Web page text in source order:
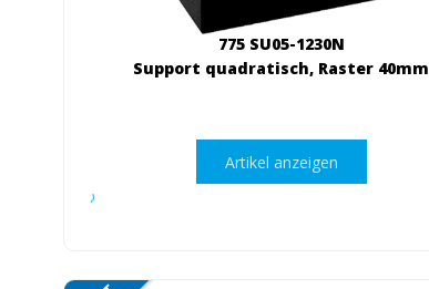
775 SU05-1230N
Support quadratisch, Raster 40mm
Artikel anzeigen